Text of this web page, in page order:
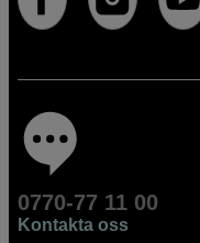
0770-77 11 00
Kontakta oss